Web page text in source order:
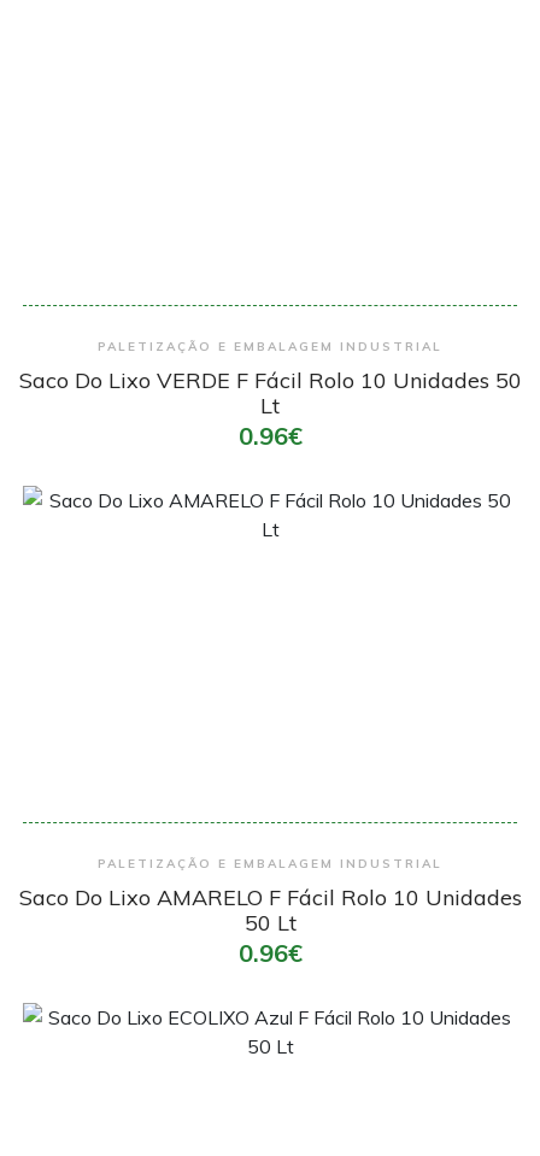
Encomendar
PALETIZAÇÃO E EMBALAGEM INDUSTRIAL
Saco Do Lixo VERDE F Fácil Rolo 10 Unidades 50
Lt
0.96€
Encomendar
PALETIZAÇÃO E EMBALAGEM INDUSTRIAL
Saco Do Lixo AMARELO F Fácil Rolo 10 Unidades
50 Lt
0.96€